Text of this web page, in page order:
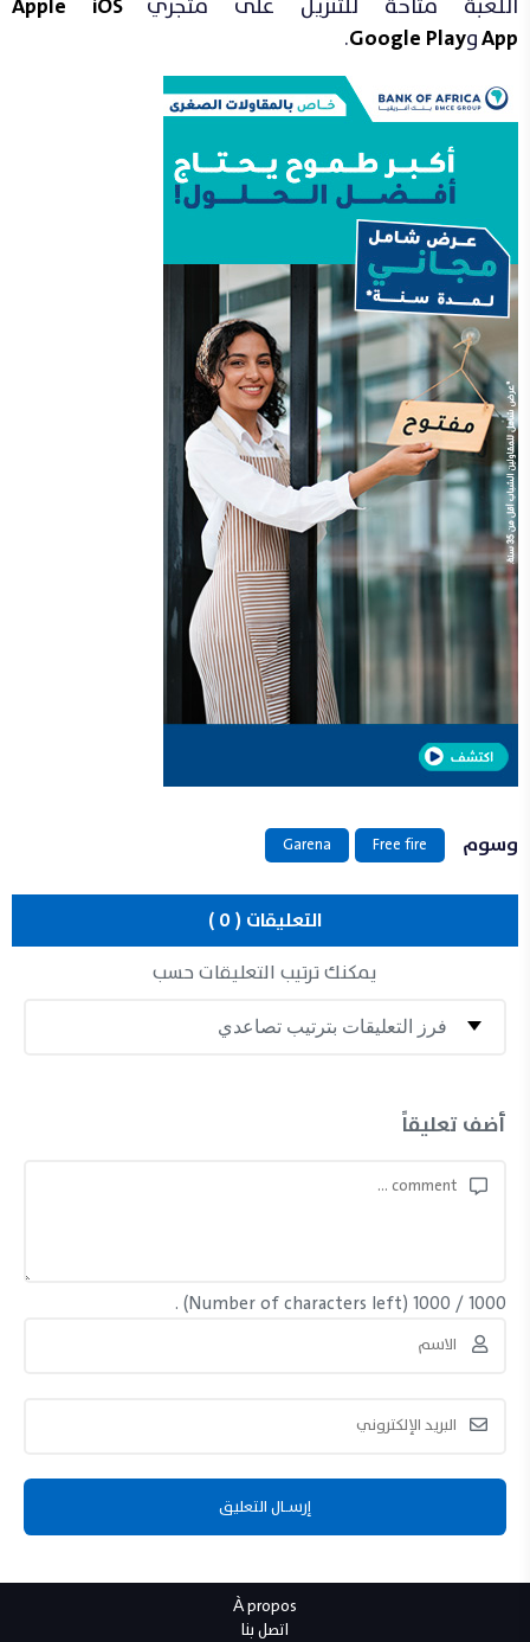
AppوGoogle Play
.
وسوم Free fire
Garena
التعليقات ( 0 )
يمكنك ترتيب التعليقات حسب
أضف تعليقاً
1000
/
1000
(Number of characters left) .
À propos
اتصل بنا